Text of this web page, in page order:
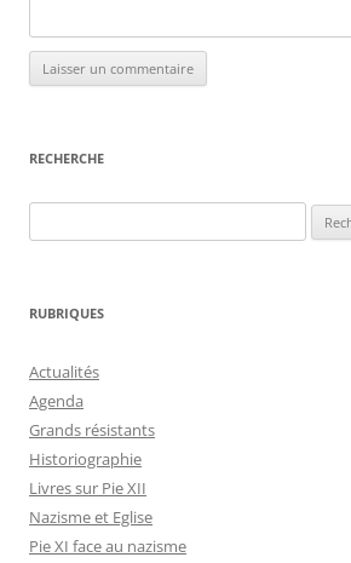
RECHERCHE
RUBRIQUES
Actualités
Agenda
Grands résistants
Historiographie
Livres sur Pie XII
Nazisme et Eglise
Pie XI face au nazisme